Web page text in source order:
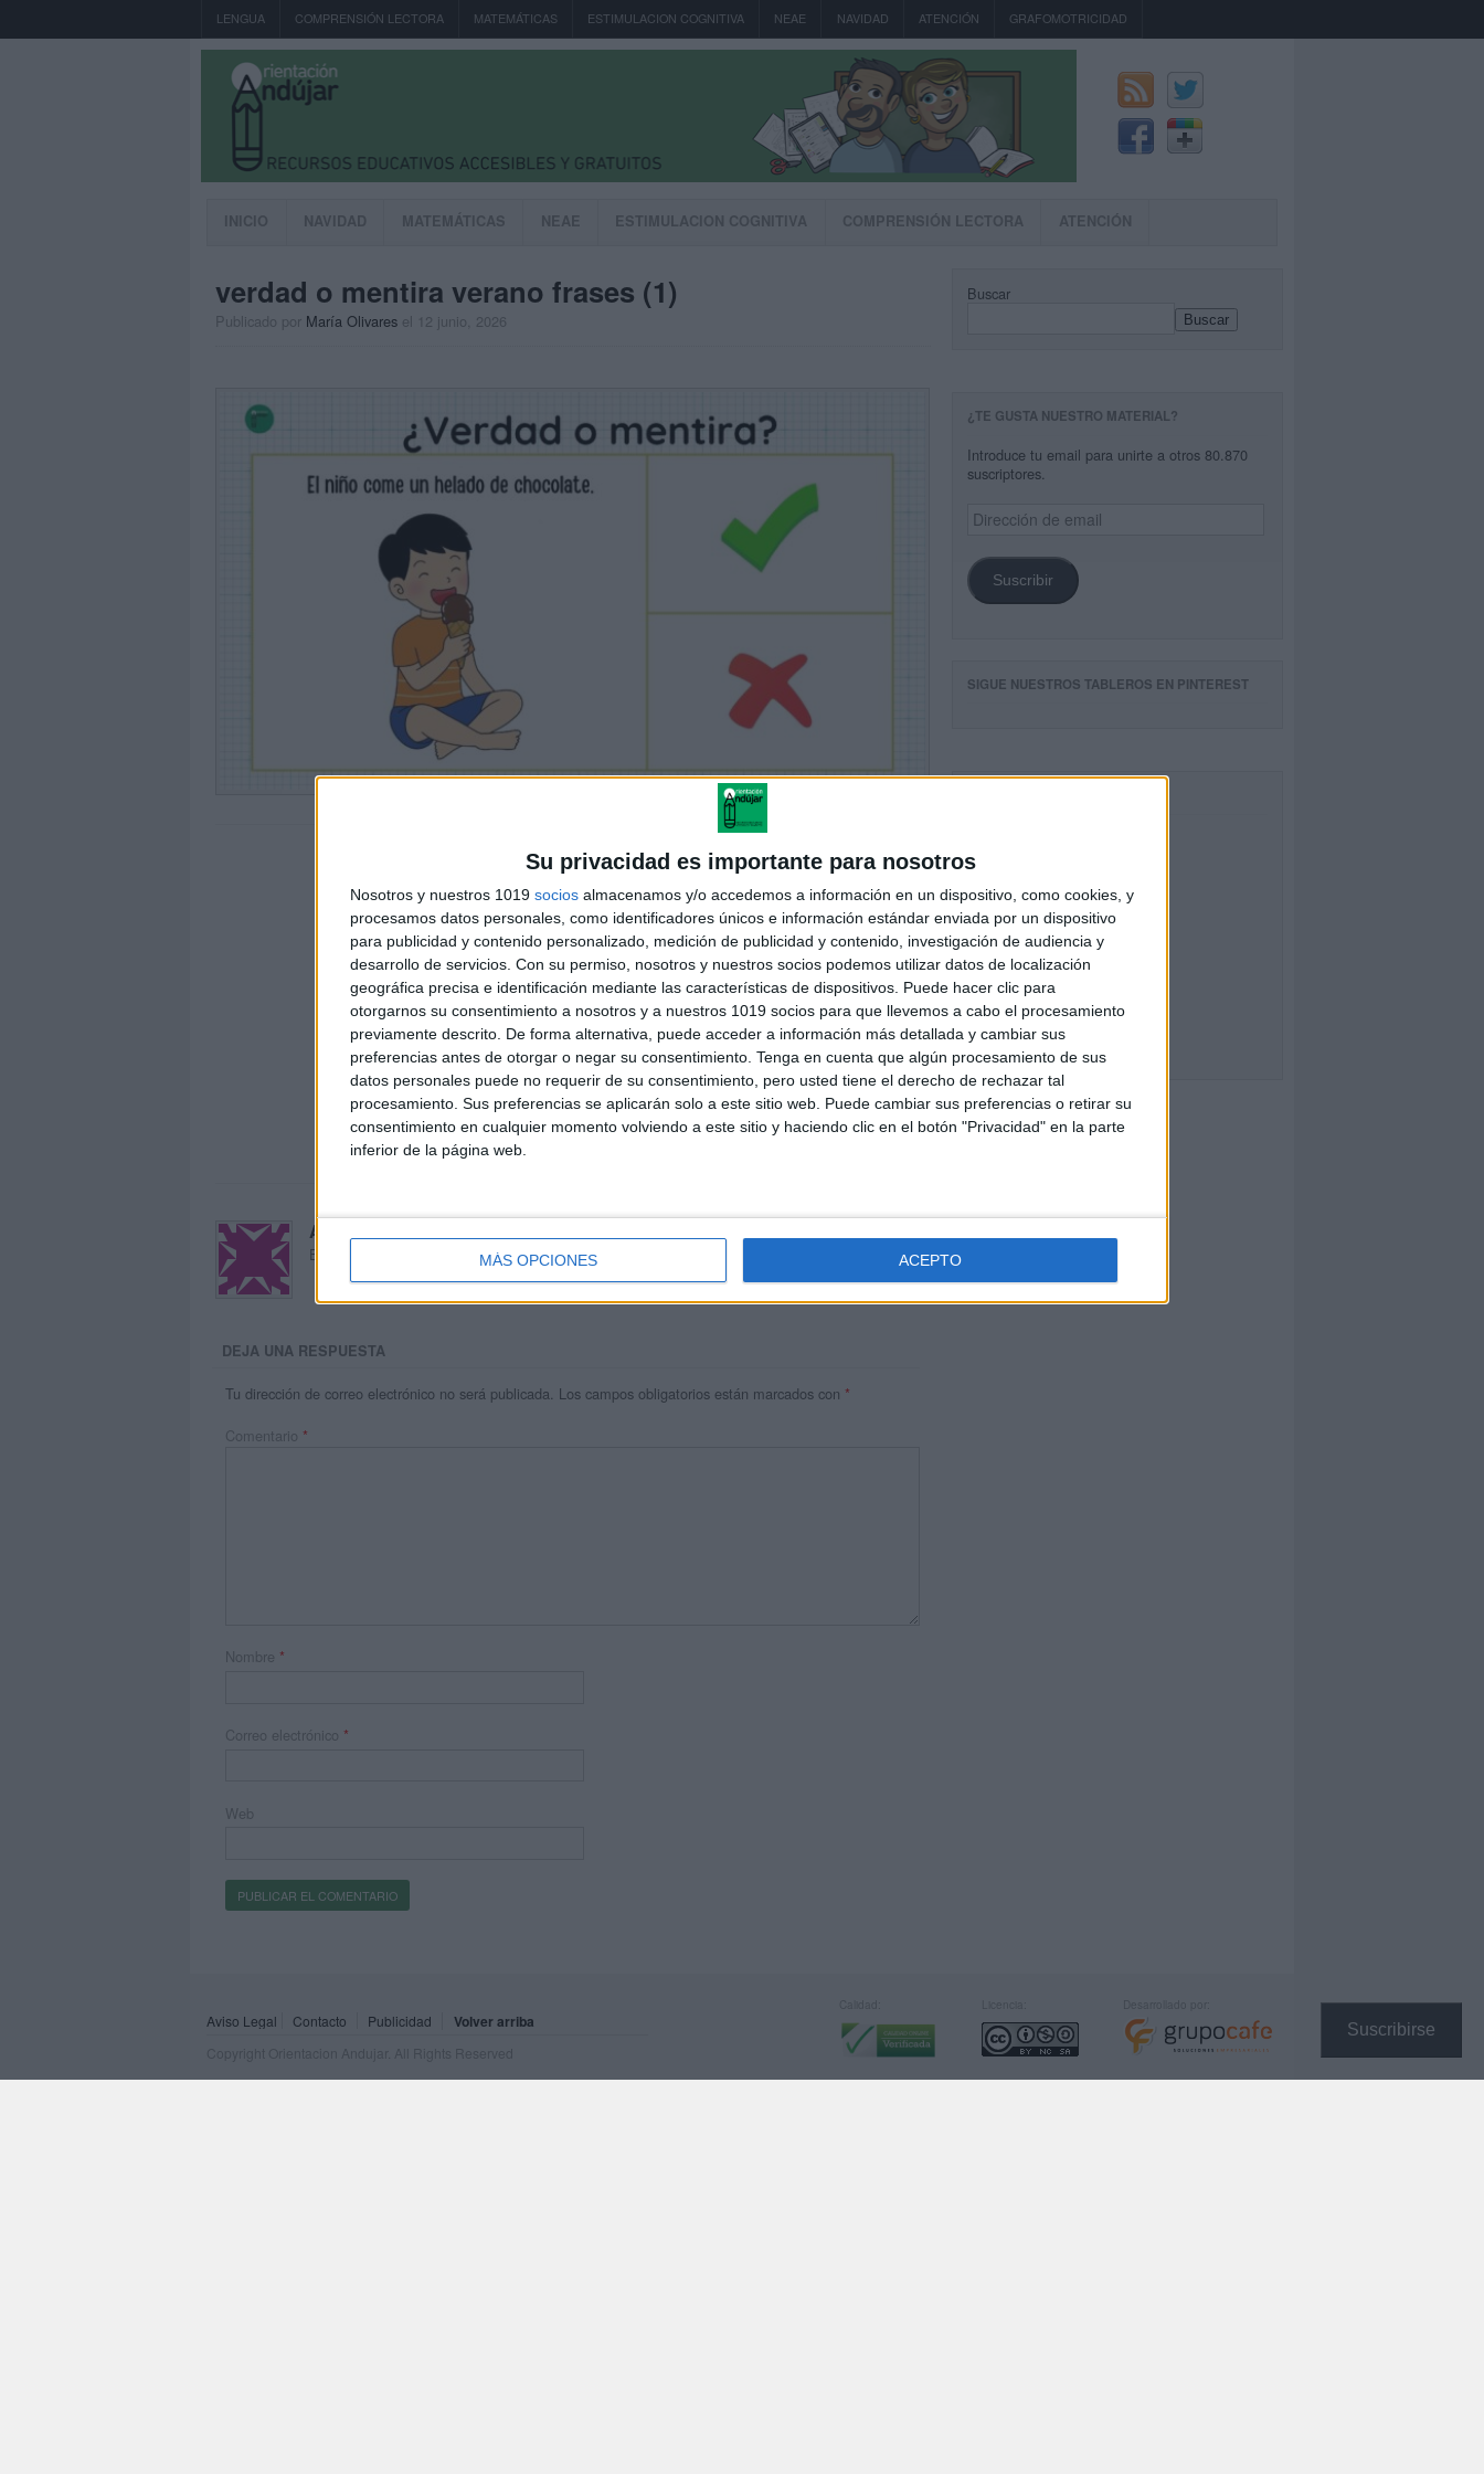
Su privacidad es importante para nosotros
Nosotros y nuestros 1019 socios almacenamos y/o accedemos a información en un dispositivo, como cookies, y
procesamos datos personales, como identificadores únicos e información estándar enviada por un dispositivo
para publicidad y contenido personalizado, medición de publicidad y contenido, investigación de audiencia y
desarrollo de servicios. Con su permiso, nosotros y nuestros socios podemos utilizar datos de localización
geográfica precisa e identificación mediante las características de dispositivos. Puede hacer clic para
otorgarnos su consentimiento a nosotros y a nuestros 1019 socios para que llevemos a cabo el procesamiento
previamente descrito. De forma alternativa, puede acceder a información más detallada y cambiar sus
preferencias antes de otorgar o negar su consentimiento. Tenga en cuenta que algún procesamiento de sus
datos personales puede no requerir de su consentimiento, pero usted tiene el derecho de rechazar tal
procesamiento. Sus preferencias se aplicarán solo a este sitio web. Puede cambiar sus preferencias o retirar su
consentimiento en cualquier momento volviendo a este sitio y haciendo clic en el botón "Privacidad" en la parte
inferior de la página web.
MÁS OPCIONES ACEPTO
Suscribirse
LENGUA COMPRENSIÓN LECTORA MATEMÁTICAS ESTIMULACION COGNITIVA NEAE NAVIDAD ATENCIÓN GRAFOMOTRICIDAD
INICIO NAVIDAD MATEMÁTICAS NEAE ESTIMULACION COGNITIVA COMPRENSIÓN LECTORA ATENCIÓN
verdad o mentira verano frases (1)
Publicado por María Olivares el 12 junio, 2026
Acerca de María Olivares
El autor no ha proporcionado ninguna información.
DEJA UNA RESPUESTA
Tu dirección de correo electrónico no será publicada. Los campos obligatorios están marcados con *
Comentario *
Nombre *
Correo electrónico *
Web
Buscar
Buscar
¿TE GUSTA NUESTRO MATERIAL?
Introduce tu email para unirte a otros 80.870
suscriptores.
Dirección
de
Suscribir
SIGUE NUESTROS TABLEROS EN PINTEREST
Aviso Legal Contacto Publicidad Volver arriba